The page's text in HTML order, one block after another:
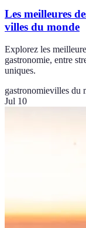
Les meilleures
villes du monde
Explorez les
gastronomie, entre
uniques.
gastronomievilles du
Jul 10